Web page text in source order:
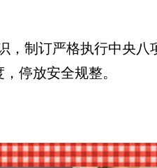
制订严格执行中央八
停放安全规整。